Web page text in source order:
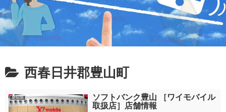
西春日井郡豊山町
愛知県
ソフトバンク豊山 ［ワイモバイル
取扱店］店舗情報